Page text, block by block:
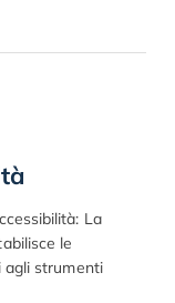
La
le
agli strumenti